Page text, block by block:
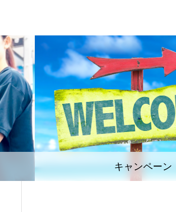
キャンペーン